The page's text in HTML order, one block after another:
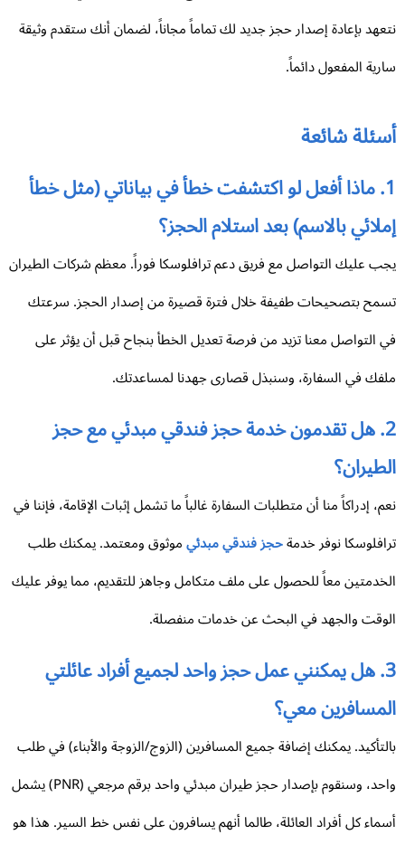
بإعادة إصدار حجز جديد لك تماماً مجاناً، لضمان أنك ستقدم وثيقة
المفعول دائماً.
شائعة
1. ماذا أفعل لو اكتشفت خطأ في بياناتي (مثل خطأ
بالاسم) بعد استلام الحجز؟
عليك التواصل مع فريق دعم ترافلوسكا فوراً. معظم شركات الطيران
بتصحيحات طفيفة خلال فترة قصيرة من إصدار الحجز. سرعتك
التواصل معنا تزيد من فرصة تعديل الخطأ بنجاح قبل أن يؤثر على
في السفارة، وسنبذل قصارى جهدنا لمساعدتك.
2. هل تقدمون خدمة حجز فندقي مبدئي مع حجز
إدراكاً منا أن متطلبات السفارة غالباً ما تشمل إثبات الإقامة، فإننا في
نوفر خدمةحجز فندقي مبدئيموثوق ومعتمد. يمكنك طلب
معاً للحصول على ملف متكامل وجاهز للتقديم، مما يوفر عليك
والجهد في البحث عن خدمات منفصلة.
3. هل يمكنني عمل حجز واحد لجميع أفراد عائلتي
معي؟
يمكنك إضافة جميع المسافرين (الزوج/الزوجة والأبناء) في طلب
واحد، وسنقوم بإصدار حجز طيران مبدئي واحد برقم مرجعي (PNR) يشمل
كل أفراد العائلة، طالما أنهم يسافرون على نفس خط السير. هذا هو